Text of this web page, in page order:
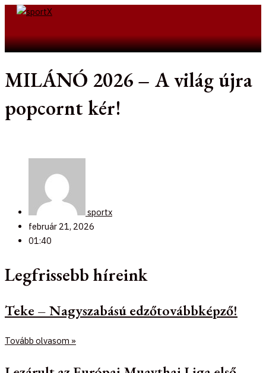
Skip
MILÁNÓ 2026 – A világ újra
popcornt kér!
sportx
február 21, 2026
01:40
Legfrissebb híreink
Teke – Nagyszabású edzőtovábbképző!
Tovább olvasom »